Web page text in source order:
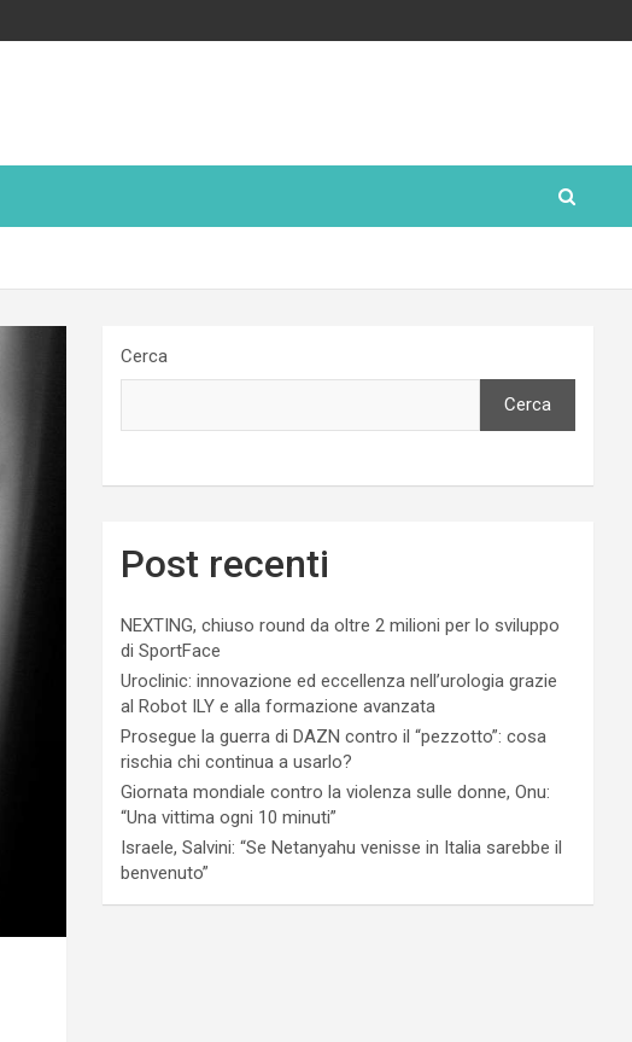
Cerca
Cerca
Post recenti
NEXTING, chiuso round da oltre 2 milioni per lo sviluppo
di SportFace
Uroclinic: innovazione ed eccellenza nell’urologia grazie
al Robot ILY e alla formazione avanzata
Prosegue la guerra di DAZN contro il “pezzotto”: cosa
rischia chi continua a usarlo?
Giornata mondiale contro la violenza sulle donne, Onu:
“Una vittima ogni 10 minuti”
Israele, Salvini: “Se Netanyahu venisse in Italia sarebbe il
benvenuto”